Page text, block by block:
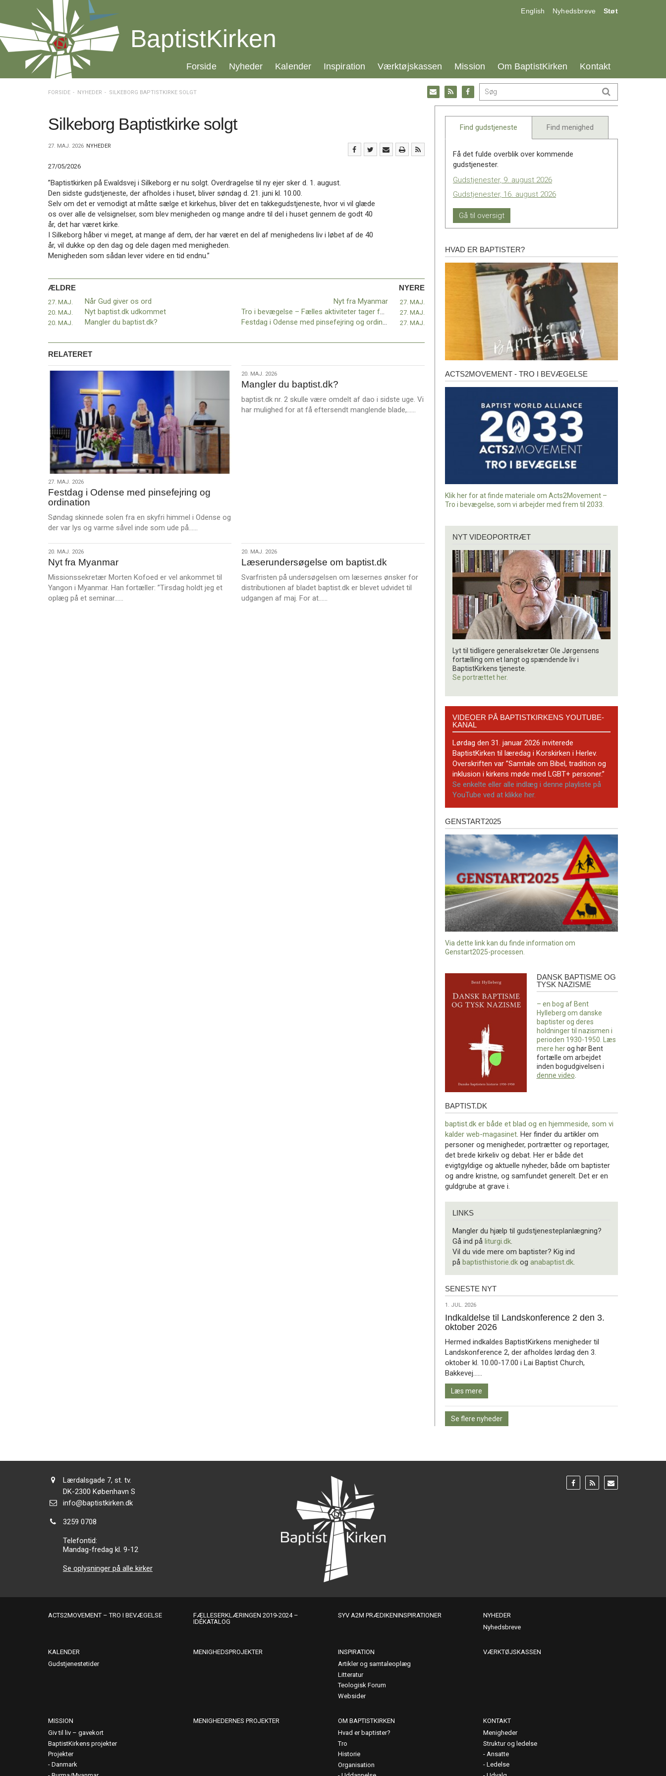
over
og
gå
Vend
tilbage
Værktøjskassen
BaptistKirken
Inspiration
Værktøjskassen
BaptistKirken
17.0:
English 18.0:
Nyhedsbreve 19.0:
Støt
BaptistKirken
20.0:
Forside 21.0:
Nyheder 22.0:
Kalender 23.0:
Inspiration 24.0:
Værktøjskassen 25.0:
Mission 26.0:
Om BaptistKirken 27.0:
Kontakt
FORSIDE NYHEDER SILKEBORG BAPTISTKIRKE SOLGT
Gå
til:
Facebook
Gå
til:
RSS
feed
Gå
til:
Email
Silkeborg Baptistkirke solgt
27. MAJ. 2026 NYHEDER
27/05/2026
”Baptistkirken på Ewaldsvej i Silkeborg er nu solgt. Overdragelse til ny ejer sker d. 1. august.
Den sidste gudstjeneste, der afholdes i huset, bliver søndag d. 21. juni kl. 10.00.
Selv om det er vemodigt at måtte sælge et kirkehus, bliver det en takkegudstjeneste, hvor vi vil glæde
os over alle de velsignelser, som blev menigheden og mange andre til del i huset gennem de godt 40
år, det har været kirke.
I Silkeborg håber vi meget, at mange af dem, der har været en del af menighedens liv i løbet af de 40
år, vil dukke op den dag og dele dagen med menigheden.
Menigheden som sådan lever videre en tid endnu.”
ÆLDRE
27. MAJ. Når Gud giver os ord
20. MAJ. Nyt baptist.dk udkommet
20. MAJ. Mangler du baptist.dk?
NYERE
Nyt fra Myanmar 27. MAJ.
Tro i bevægelse – Fælles aktiviteter tager form i efteråret 2026 27. MAJ.
Festdag i Odense med pinsefejring og ordination 27. MAJ.
RELATERET
27.
maj.
2026
27. MAJ. 2026
Festdag i Odense med pinsefejring og
ordination
Søndag skinnede solen fra en skyfri himmel i Odense og
der var lys og varme såvel inde som ude på……
r
e
20.
maj.
2026
20. MAJ. 2026
Mangler du baptist.dk?
baptist.dk nr. 2 skulle være omdelt af dao i sidste uge. Vi
har mulighed for at få eftersendt manglende blade,……
20.
maj.
2026
20. MAJ. 2026
Nyt fra Myanmar
Missionssekretær Morten Kofoed er vel ankommet til
Yangon i Myanmar. Han fortæller: ”Tirsdag holdt jeg et
oplæg på et seminar……
20.
maj.
2026
20. MAJ. 2026
Læserundersøgelse om baptist.dk
Svarfristen på undersøgelsen om læsernes ønsker for
distributionen af bladet baptist.dk er blevet udvidet til
udgangen af maj. For at……
Find gudstjeneste Find menighed
Få det fulde overblik over kommende
gudstjenester.
Gudstjenester, 9. august 2026
Gudstjenester, 16. august 2026
Gå til oversigt
Hvad
er
baptister?
HVAD ER BAPTISTER?
Acts2Movement
ACTS2MOVEMENT - TRO I BEVÆGELSE
Klik her for at finde materiale om Acts2Movement –
Tro i bevægelse, som vi arbejder med frem til 2033.
videoportræt
NYT VIDEOPORTRÆT
Lyt til tidligere generalsekretær Ole Jørgensens
fortælling om et langt og spændende liv i
BaptistKirkens tjeneste.
Se portrættet her.
BaptistKirkens
YouTube-
kanal
VIDEOER PÅ BAPTISTKIRKENS YOUTUBE-
KANAL
Lørdag den 31. januar 2026 inviterede
BaptistKirken til læredag i Korskirken i Herlev.
Overskriften var ”Samtale om Bibel, tradition og
inklusion i kirkens møde med LGBT+ personer.”
Se enkelte eller alle indlæg i denne playliste på
YouTube ved at klikke her.
Genstart2025
GENSTART2025
Via dette link kan du finde information om
Genstart2025-processen.
tysk
DANSK BAPTISME OG
TYSK NAZISME
– en bog af Bent
Hylleberg om danske
baptister og deres
holdninger til nazismen i
perioden 1930-1950. Læs
mere herog hør Bent
fortælle om arbejdet
inden bogudgivelsen i
denne video.
baptist.dk
BAPTIST.DK
baptist.dk er både et blad og en hjemmeside, som vi
kalder web-magasinet . Her finder du artikler om
personer og menigheder, portrætter og reportager,
det brede kirkeliv og debat. Her er både det
evigtgyldige og aktuelle nyheder, både om baptister
og andre kristne, og samfundet generelt. Det er en
guldgrube at grave i.
LINKS
Mangler du hjælp til gudstjenesteplanlægning?
Gå ind på liturgi.dk
Vil du vide mere om baptister? Kig ind
på baptisthistorie.dk og anabaptist.dk
Seneste
SENESTE NYT
1.
jul.
2026
1. JUL. 2026
Indkaldelse til Landskonference 2 den 3.
oktober 2026
Hermed indkaldes BaptistKirkens menigheder til
Landskonference 2, der afholdes lørdag den 3.
oktober kl. 10.00-17.00 i Lai Baptist Church,
Bakkevej……
mere
Læs mere
Se flere nyheder
Adresse:
Lærdalsgade 7, st. tv.
Adresse:
DK-2300 København S
Send
info@baptistkirken.dk
Tlf.:
3259 0708
Telefontid:
Mandag-fredag kl. 9-12
Se oplysninger på alle kirker
Gå
til:
Gå
til:
Gå
til:
ACTS2MOVEMENT – TRO I BEVÆGELSE
FÆLLESERKLÆRINGEN 2019-2024 –
IDÉKATALOG
SYV A2M PRÆDIKENINSPIRATIONER
NYHEDER
Nyhedsbreve
KALENDER
Gudstjenestetider
MENIGHEDSPROJEKTER
INSPIRATION
Artikler og samtaleoplæg
Litteratur
Teologisk Forum
Websider
VÆRKTØJSKASSEN
MISSION
Giv til liv – gavekort
BaptistKirkens projekter
Projekter
Danmark
MENIGHEDERNES PROJEKTER
OM BAPTISTKIRKEN
Hvad er baptister?
Tro
Historie
Organisation
KONTAKT
Menigheder
Struktur og ledelse
Ansatte
Ledelse